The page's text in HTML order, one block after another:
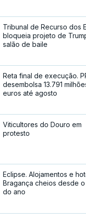
Tribunal de Recurso dos
bloqueia projeto de
salão de baile
Reta final de execução.
desembolsa 13.791
euros até agosto
Viticultores do Douro em
protesto
Eclipse. Alojamentos e
Bragança cheios desde o
do ano